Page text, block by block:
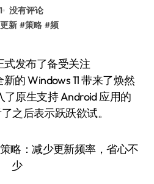
没有评论
更新 #策略 #频
新的 Windows 11 带来了焕然
了原生支持 Android 应用的
之后表示跃跃欲试。